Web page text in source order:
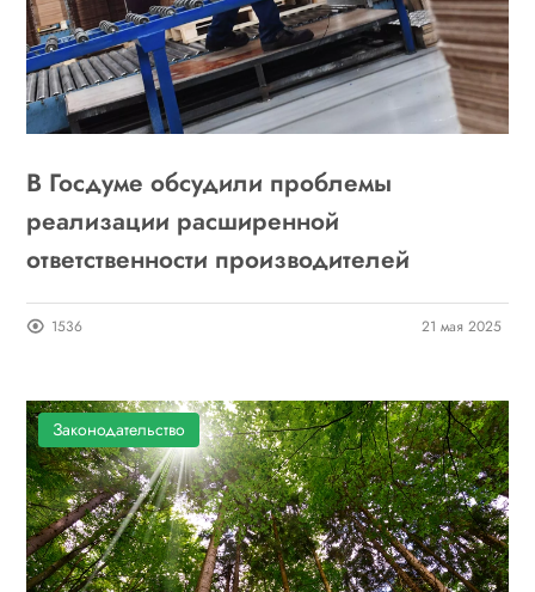
В Госдуме обсудили проблемы
реализации расширенной
ответственности производителей
1536 21 мая 2025
Законодательство